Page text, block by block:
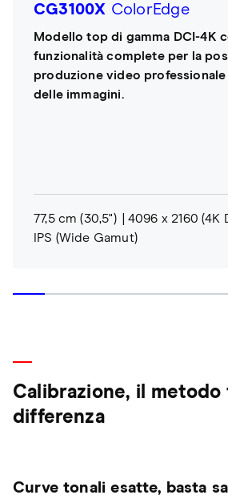
CG3100X ColorEdge
Modello top di gamma DCI-4K
funzionalità complete per la
produzione video
delle immagini.
77,5 cm (30,5")
4096 x 2160 (4K
IPS (Wide Gamut)
Calibrazione, il metodo
differenza
Curve tonali esatte, basta